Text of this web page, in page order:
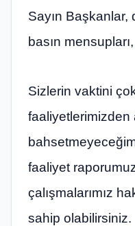
Sayın Başkanlar,
basın mensupları,
Sizlerin vaktini
faaliyetlerimizden
faaliyet
çalışmalarımız
sahip olabilirsiniz.